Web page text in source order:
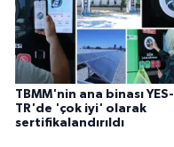
TBMM'nin ana binası YES-
TR'de 'çok iyi' olarak
sertifikalandırıldı